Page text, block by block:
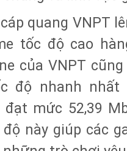
quang VNPT
tốc độ cao
của VNPT
độ nhanh
mức 52,39
độ này giúp các